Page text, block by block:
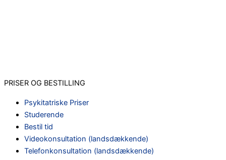
PRISER OG BESTILLING
Psykitatriske Priser
Studerende
Bestil tid
Videokonsultation (landsdækkende)
Telefonkonsultation (landsdækkende)